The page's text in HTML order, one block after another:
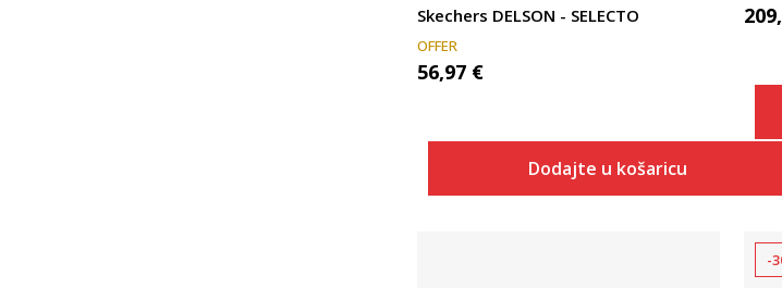
Skechers DELSON - SELECTO
OFFER
56,97 €
Dodajte u košaricu
-